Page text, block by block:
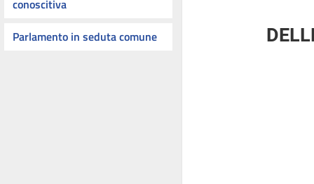
conoscitiva
Parlamento in seduta comune